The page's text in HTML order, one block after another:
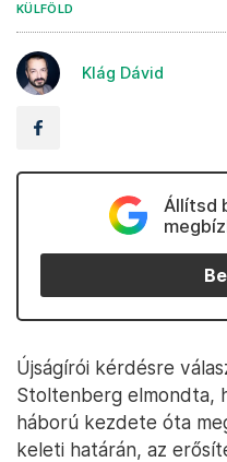
KÜLFÖLD
Klág Dávid
Állítsd
Újságírói kérdésre
Stoltenberg elmondta,
háború kezdete óta
keleti határán, az